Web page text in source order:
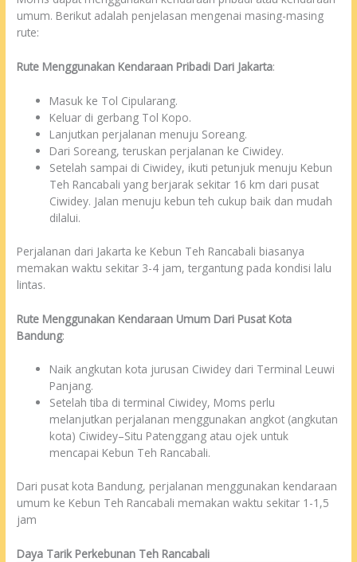
umum. Berikut adalah penjelasan mengenai masing-masing
rute:
Rute Menggunakan Kendaraan Pribadi Dari Jakarta:
Masuk ke Tol Cipularang.
Keluar di gerbang Tol Kopo.
Lanjutkan perjalanan menuju Soreang.
Dari Soreang, teruskan perjalanan ke Ciwidey.
Setelah sampai di Ciwidey, ikuti petunjuk menuju Kebun
Teh Rancabali yang berjarak sekitar 16 km dari pusat
Ciwidey. Jalan menuju kebun teh cukup baik dan mudah
dilalui.
Perjalanan dari Jakarta ke Kebun Teh Rancabali biasanya
memakan waktu sekitar 3-4 jam, tergantung pada kondisi lalu
lintas.
Rute Menggunakan Kendaraan Umum Dari Pusat Kota
Bandung:
Naik angkutan kota jurusan Ciwidey dari Terminal Leuwi
Panjang.
Setelah tiba di terminal Ciwidey, Moms perlu
melanjutkan perjalanan menggunakan angkot (angkutan
kota) Ciwidey–Situ Patenggang atau ojek untuk
mencapai Kebun Teh Rancabali.
Dari pusat kota Bandung, perjalanan menggunakan kendaraan
umum ke Kebun Teh Rancabali memakan waktu sekitar 1-1,5
jam
Daya Tarik Perkebunan Teh Rancabali